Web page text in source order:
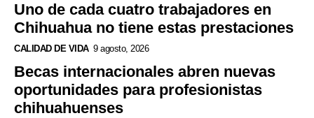
Uno de cada cuatro trabajadores en
Chihuahua no tiene estas prestaciones
CALIDAD DE VIDA 9 agosto, 2026
Becas internacionales abren nuevas
oportunidades para profesionistas
chihuahuenses